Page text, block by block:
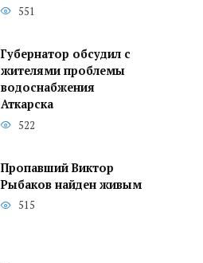
551
Губернатор обсудил с
жителями проблемы
водоснабжения
Аткарска
522
Пропавший Виктор
Рыбаков найден живым
515